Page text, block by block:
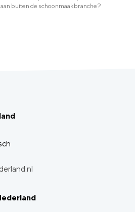
buiten de schoonmaakbranche?